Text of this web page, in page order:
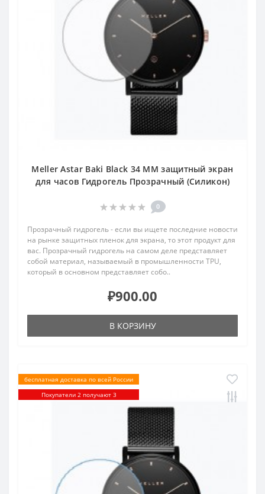
Meller Astar Baki Black 34 MM защитный экран
для часов Гидрогель Прозрачный (Силикон)
0
Прозрачный гидрогель - если вы ищете последние новости
на рынке защитных пленок для экрана, то этот продукт для
вас. Прозрачный гидрогель на самом деле представляет
собой материал, называемый в промышленности TPU,
который в основном представляет собо..
₽900.00
В КОРЗИНУ
бесплатная доставка по всей России
Покупатели 2 получают 3